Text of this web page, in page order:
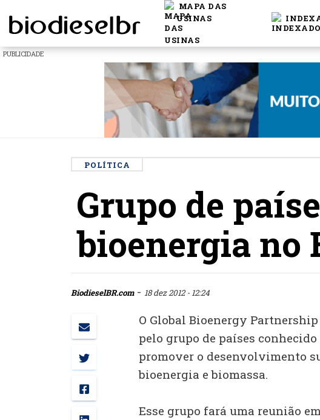
MAPA DAS
USINAS
PUBLICIDADE
POLÍTICA
Grupo de
bioenergia no
BiodieselBR.com- 18 dez 2012 - 12:24
O Global Bioenergy
pelo grupo de países
promover o desenvolvimento
bioenergia e biomassa.
Esse grupo fará uma reunião